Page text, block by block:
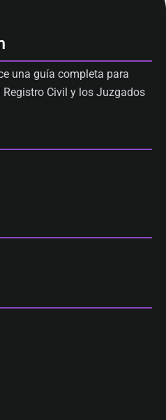
una guía completa para
Civil y los Juzgados